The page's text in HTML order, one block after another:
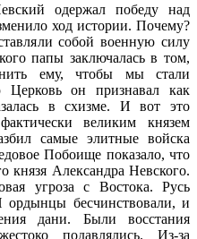
одержал победу над
ход истории. Почему?
собой военную силу
папы заключалась в том,
ему, чтобы мы стали
он признавал как
в схизме. И вот это
великим князем
самые элитные войска
Побоище показало, что
князя Александра Невского.
угроза с Востока. Русь
бесчинствовали, и
дани. Были восстания
подавлялись. Из-за